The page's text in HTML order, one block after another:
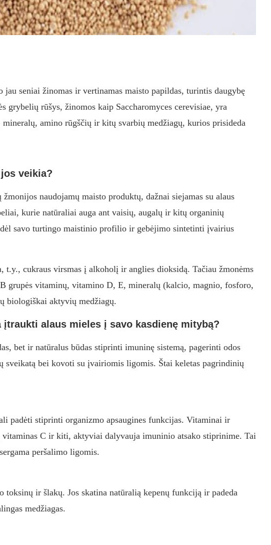
jau seniai žinomas ir vertinamas maisto papildas, turintis daugybę
grybelių rūšys, žinomos kaip Saccharomyces cerevisiae, yra
amino rūgščių ir kitų svarbių medžiagų, kurios prisideda
veikia?
naudojamų maisto produktų, dažnai siejamas su alaus
kurie natūraliai auga ant vaisių, augalų ir kitų organinių
savo turtingo maistinio profilio ir gebėjimo sintetinti įvairius
t.y., cukraus virsmas į alkoholį ir anglies dioksidą. Tačiau žmonėms
grupės vitaminų, vitamino D, E, mineralų (kalcio, magnio, fosforo,
biologiškai aktyvių medžiagų.
įtraukti alaus mieles į savo kasdienę mitybą?
bet ir natūralus būdas stiprinti imuninę sistemą, pagerinti odos
bei kovoti su įvairiomis ligomis. Štai keletas pagrindinių
padėti stiprinti organizmo apsaugines funkcijas. Vitaminai ir
vitaminas C ir kiti, aktyviai dalyvauja imuninio atsako stiprinime. Tai
peršalimo ligomis.
toksinų ir šlakų. Jos skatina natūralią kepenų funkciją ir padeda
medžiagas.